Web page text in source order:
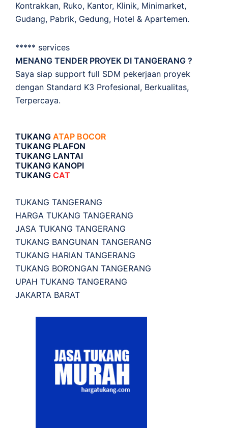
Kontrakkan, Ruko, Kantor, Klinik, Minimarket,
Gudang, Pabrik, Gedung, Hotel & Apartemen.
***** services
MENANG TENDER PROYEK DI TANGERANG ?
Saya siap support full SDM pekerjaan proyek
dengan Standard K3 Profesional, Berkualitas,
Terpercaya.
TUKANG ATAP BOCOR
TUKANG PLAFON
TUKANG LANTAI
TUKANG KANOPI
TUKANG CAT
TUKANG TANGERANG
HARGA TUKANG TANGERANG
JASA TUKANG TANGERANG
TUKANG BANGUNAN TANGERANG
TUKANG HARIAN TANGERANG
TUKANG BORONGAN TANGERANG
UPAH TUKANG TANGERANG
JAKARTA BARAT